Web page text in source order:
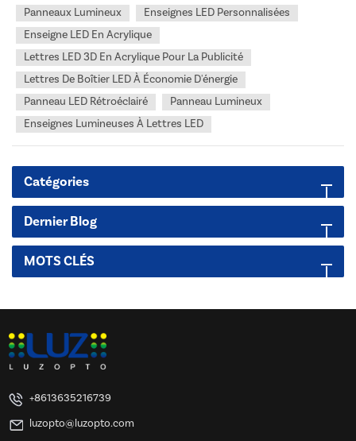
souvent du mal à faire la distinct...
Panneaux Lumineux
Enseignes LED Personnalisées
Enseigne LED En Acrylique
Lettres LED 3D En Acrylique Pour La Publicité
Lettres De Boîtier LED À Économie D'énergie
Panneau LED Rétroéclairé
Panneau Lumineux
Enseignes Lumineuses À Lettres LED
Catégories
Dernier Blog
MOTS CLÉS
+8613635216739
luzopto@luzopto.com